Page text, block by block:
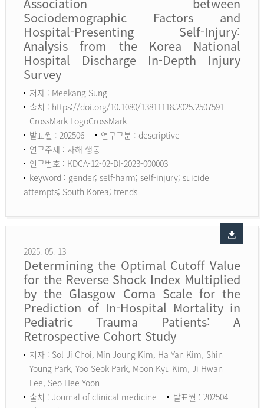
Sociodemographic Factors and
Hospital-Presenting Self-Injury:
Analysis from the Korea National
Hospital Discharge In-Depth Injury
Survey
저자 : Meekang Sung
출처 : https://doi.org/10.1080/13811118.2025.2507591
CrossMark LogoCrossMark
발표월 : 202506
연구구분 : descriptive
연구주제 : 자해 행동
연구번호 : KDCA-12-02-DI-2023-000003
keyword : gender; self-harm; self-injury; suicide
attempts; South Korea; trends
2025. 05. 13
Determining the Optimal Cutoff Value
for the Reverse Shock Index Multiplied
by the Glasgow Coma Scale for the
Prediction of In-Hospital Mortality in
Pediatric Trauma Patients: A
Retrospective Cohort Study
저자 : Sol Ji Choi, Min Joung Kim, Ha Yan Kim, Shin
Young Park, Yoo Seok Park, Moon Kyu Kim, Ji Hwan
Lee, Seo Hee Yoon
출처 : Journal of clinical medicine
발표월 : 202504